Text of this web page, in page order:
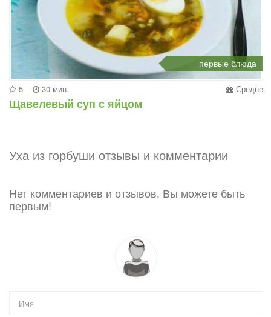
первые блюда
5 30 мин. Средне
Щавелевый суп с яйцом
Уха из горбуши отзывы и комментарии
Нет комментариев и отзывов. Вы можете быть
первым!